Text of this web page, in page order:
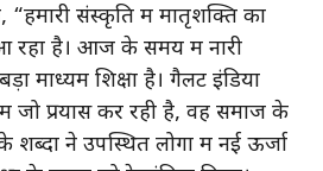
“हमारी संस्कृति में मातृशक्ति का
रहा है। आज के समय में नारी
माध्यम शिक्षा है। गैलेंट इंडिया
में जो प्रयास कर रही है, वह समाज के
शब्दों ने उपस्थित लोगों में नई ऊर्जा